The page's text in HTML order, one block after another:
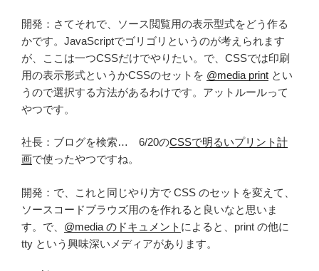
開発：さてそれで、ソース閲覧用の表示型式をどう作る
かです。JavaScriptでゴリゴリというのが考えられます
が、ここは一つCSSだけでやりたい。で、CSSでは印刷
用の表示形式というかCSSのセットを @media print とい
うので選択する方法があるわけです。アットルールって
やつです。
社長：ブログを検索… 6/20のCSSで明るいプリント計
画で使ったやつですね。
開発：で、これと同じやり方で CSS のセットを変えて、
ソースコードブラウズ用のを作れると良いなと思いま
す。で、 @media のドキュメント によると、print の他に
tty という興味深いメディアがあります。